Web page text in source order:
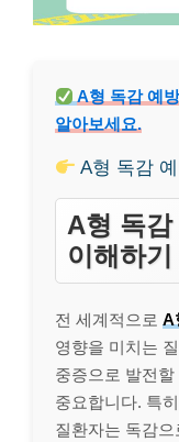
A형 독감 예
알아보세요.
A형 독감
A형 독
이해하기
전 세계적으로 A
영향을 미치는
중증으로 발전
중요합니다. 특
질환자는 독감